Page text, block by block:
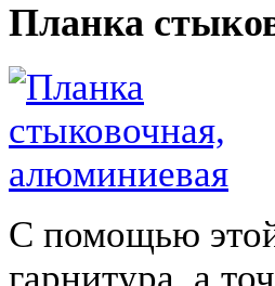
Планка
С помощью этой